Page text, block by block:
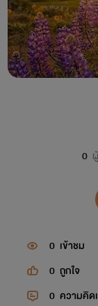
0
0 เข้าชม
0 ถูกใจ
0 ความคิด